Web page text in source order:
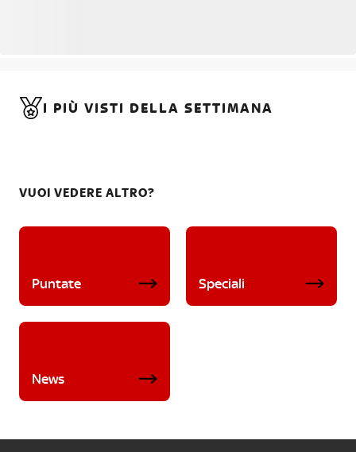
I PIÙ VISTI DELLA SETTIMANA
VUOI VEDERE ALTRO?
Puntate Speciali
News